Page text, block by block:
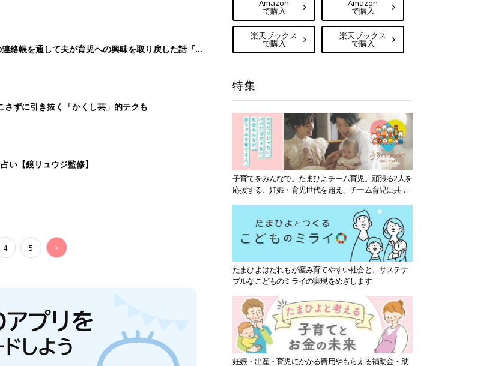
4 5 >
Amazon
で購入
楽天ブックス
で購入
Amazon
で購入
楽天ブックス
で購入
特集
子育てをみんなで。たまひよチーム育児。頑張る2人を
応援する、妊娠・育児世代を超え、チーム育児に共感
たまひよはだれもが産み育てやすい社会と、サステナ
ブルなこどものミライの実現をめざします
妊娠・出産・育児にかかる費用やもらえる補助金・助